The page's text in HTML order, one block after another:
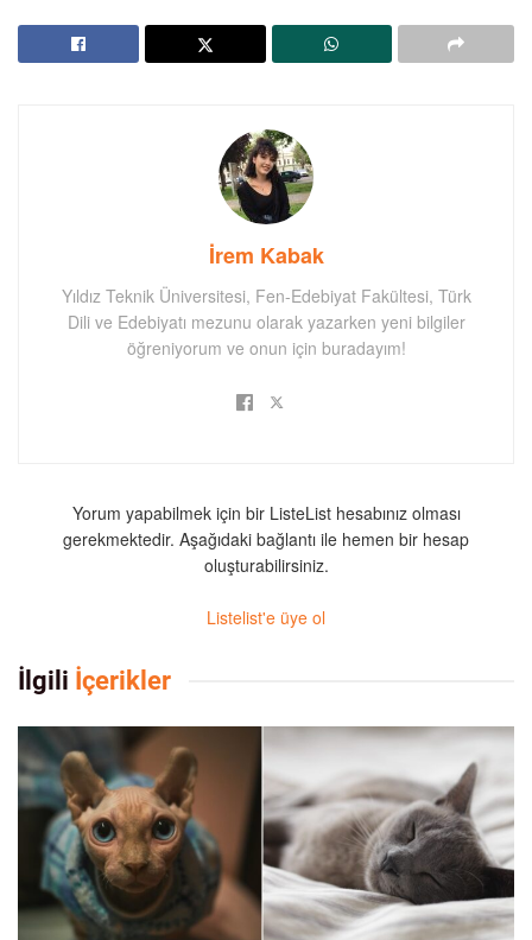
İrem Kabak
Yıldız Teknik Üniversitesi, Fen-Edebiyat Fakültesi, Türk
Dili ve Edebiyatı mezunu olarak yazarken yeni bilgiler
öğreniyorum ve onun için buradayım!
Yorum yapabilmek için bir ListeList hesabınız olması
gerekmektedir. Aşağıdaki bağlantı ile hemen bir hesap
oluşturabilirsiniz.
Listelist'e üye ol
İlgili İçerikler